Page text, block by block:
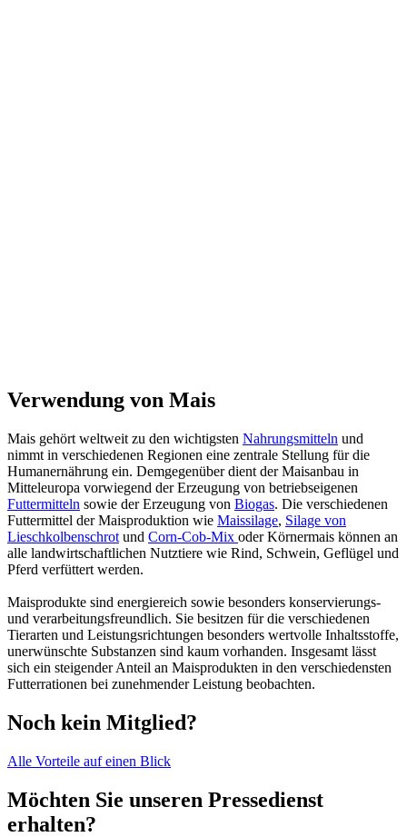
Verwendung von Mais
Mais gehört weltweit zu den wichtigsten Nahrungsmitteln und
nimmt in verschiedenen Regionen eine zentrale Stellung für die
Humanernährung ein. Demgegenüber dient der Maisanbau in
Mitteleuropa vorwiegend der Erzeugung von betriebseigenen
Futtermitteln sowie der Erzeugung von Biogas. Die verschiedenen
Futtermittel der Maisproduktion wie Maissilage, Silage von
Lieschkolbenschrot und Corn-Cob-Mix oder Körnermais können an
alle landwirtschaftlichen Nutztiere wie Rind, Schwein, Geflügel und
Pferd verfüttert werden.
Maisprodukte sind energiereich sowie besonders konservierungs-
und verarbeitungsfreundlich. Sie besitzen für die verschiedenen
Tierarten und Leistungsrichtungen besonders wertvolle Inhaltsstoffe,
unerwünschte Substanzen sind kaum vorhanden. Insgesamt lässt
sich ein steigender Anteil an Maisprodukten in den verschiedensten
Futterrationen bei zunehmender Leistung beobachten.
Noch kein Mitglied?
Alle Vorteile auf einen Blick
Möchten Sie unseren Pressedienst
erhalten?